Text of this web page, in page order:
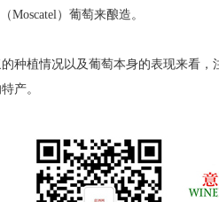
Moscatel）葡萄来酿造。
植情况以及葡萄本身的表现来看，
产。